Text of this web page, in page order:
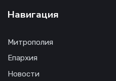
Навигация
Митрополия
Епархия
Новости